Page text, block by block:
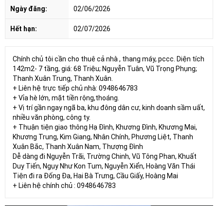
Ngày đăng: 02/06/2026
Hết hạn: 02/07/2026
Chính chủ tôi cần cho thuê cả nhà , thang máy, pccc. Diện tích
142m2- 7 tầng, giá: 68 Triệu; Nguyễn Tuân, Vũ Trọng Phụng;
Thanh Xuân Trung, Thanh Xuân.
+ Liên hệ trực tiếp chủ nhà: 0948646783
+ Vỉa hè lớn, mặt tiền rộng,thoáng.
+ Vị trí gần ngay ngã ba, khu đông dân cư, kinh doanh sầm uất,
nhiều văn phòng, công ty.
+ Thuận tiện giao thông Hạ Đình, Khương Đình, Khương Mai,
Khương Trung, Kim Giang, Nhân Chính, Phương Liệt, Thanh
Xuân Bắc, Thanh Xuân Nam, Thượng Đình
Dễ dàng đi Nguyễn Trãi, Trường Chinh, Vũ Tông Phan, Khuất
Duy Tiến, Ngụy Như Kon Tum, Nguyễn Xiển, Hoàng Văn Thái
Tiện đi ra Đống Đa, Hai Bà Trưng, Cầu Giấy, Hoàng Mai
+ Liên hệ chính chủ : 0948646783